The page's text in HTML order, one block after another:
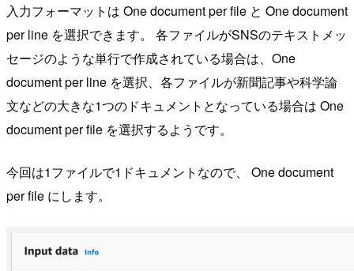
入力フォーマットは One document per file と One document
per line を選択できます。 各ファイルがSNSのテキストメッ
セージのような単行で作成されている場合は、One
document per line を選択、各ファイルが新聞記事や科学論
文などの大きな1つのドキュメントとなっている場合は One
document per file を選択するようです。
今回は1ファイルで1ドキュメントなので、 One document
per file にします。